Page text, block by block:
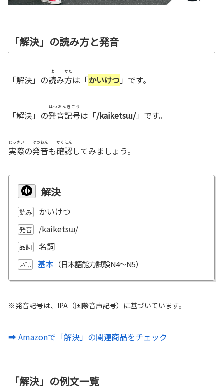
「解決」の読み方と発音
「解決」の読
よ
み方
かた
は「かいけつ 」です。
「解決」の発音記号
はつおんきごう
は「/kaiketsɯ/」です。
実際
じっさい
の発音
はつおん
も確認
かくにん
してみましょう。
解決
読み かいけつ
発音 /kaiketsɯ/
品詞 名詞
ﾚﾍﾞﾙ 基本
※発音記号は、IPA（国際音声記号）に基づいています。
➡ Amazonで「解決」の関連商品をチェック
「解決」の例文一覧